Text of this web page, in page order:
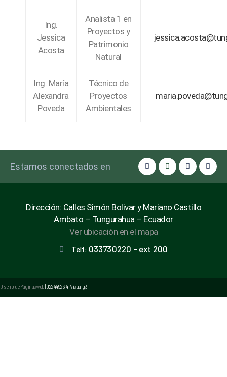
Ing.
Jessica
Acosta
Analista 1 en
Proyectos y
Patrimonio
Natural
Ing. María
Alexandra
Poveda
Técnico de
Proyectos
Ambientales
Estamos conectados en
Dirección: Calles Simón Bolivar y Mariano Castillo
Ambato – Tungurahua – Ecuador
Ver ubicación en el mapa
Telf: 033730220 - ext 200
Diseño de Páginas web| 0224492314 -Visualg3